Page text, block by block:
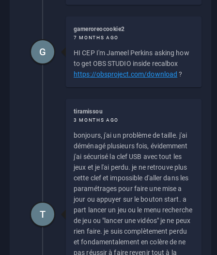
gameroreocookie2
7 MONTHS AGO
HI CEP I'm Jameel Perkins asking how
to get OBS STUDIO inside recalbox
https://obsproject.com/download ?
G
tiramissou
3 MONTHS AGO
bonjours, j'ai un problème de taille. j'ai
déménagé plusieurs fois, évidemment
j'ai sécurisé la clef USB avec tout les
jeux et je l'ai perdu. je ne retrouve plus
cette clef et impossible d'aller dans les
paramétrages pour faire une mise a
jour ou appuyer sur le bouton start. a
part lancer un jeu ou le menu recherche
de jeu ou "lancer une vidéos" je ne peux
rien faire. je suis complètement perdu
et fondamentalement en colère de ne
pas réussir à faire revenir tout à la
T